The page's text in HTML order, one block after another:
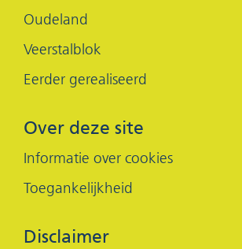
Oudeland
Veerstalblok
Eerder gerealiseerd
Over deze site
Informatie over cookies
Toegankelijkheid
Disclaimer